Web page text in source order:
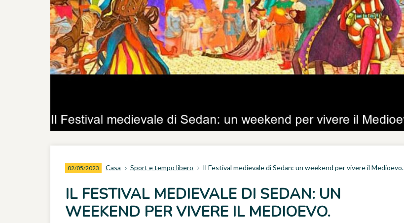
02/05/2023 Casa Sport e tempo libero Il Festival medievale di Sedan: un weekend per vivere il Medioevo.
IL FESTIVAL MEDIEVALE DI SEDAN: UN
WEEKEND PER VIVERE IL MEDIOEVO.